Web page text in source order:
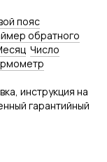
пояс
обратного
Число
инструкция на
гарантийный